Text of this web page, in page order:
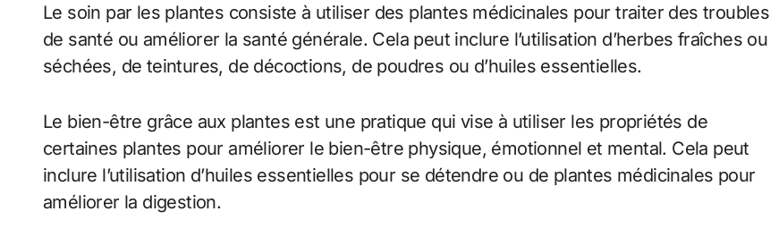
Le soin par les plantes consiste à utiliser des plantes médicinales pour traiter des troubles
de santé ou améliorer la santé générale. Cela peut inclure l’utilisation d’herbes fraîches ou
séchées, de teintures, de décoctions, de poudres ou d’huiles essentielles.
Le bien-être grâce aux plantes est une pratique qui vise à utiliser les propriétés de
certaines plantes pour améliorer le bien-être physique, émotionnel et mental. Cela peut
inclure l’utilisation d’huiles essentielles pour se détendre ou de plantes médicinales pour
améliorer la digestion.